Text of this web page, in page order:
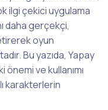
ilgi çekici uygulama
daha gerçekçi,
oyun
Bu yazıda, Yapay
ve kullanımı
karakterlerin